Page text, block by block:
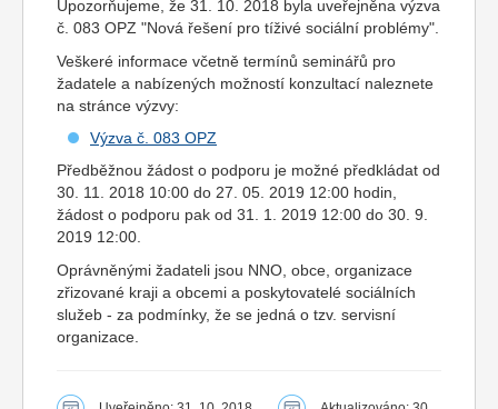
Upozorňujeme, že 31. 10. 2018 byla uveřejněna výzva
č. 083 OPZ "Nová řešení pro tíživé sociální problémy".
Veškeré informace včetně termínů seminářů pro
žadatele a nabízených možností konzultací naleznete
na stránce výzvy:
Výzva č. 083 OPZ
Předběžnou žádost o podporu je možné předkládat od
30. 11. 2018 10:00 do 27. 05. 2019 12:00 hodin,
žádost o podporu pak od 31. 1. 2019 12:00 do 30. 9.
2019 12:00.
Oprávněnými žadateli jsou NNO, obce, organizace
zřizované kraji a obcemi a poskytovatelé sociálních
služeb - za podmínky, že se jedná o tzv. servisní
organizace.